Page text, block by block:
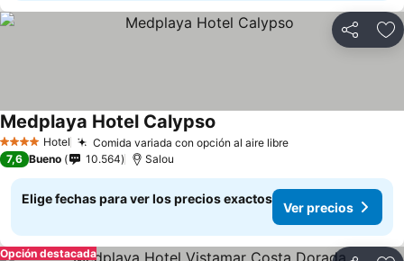
Compartir
4 EstrellasHotel Comida variada con opción al aire libre
Medplaya Hotel Calypso
7,6 Bueno 10.564 Salou
Elige fechas para ver los precios exactos
Ver precios
Opción destacada